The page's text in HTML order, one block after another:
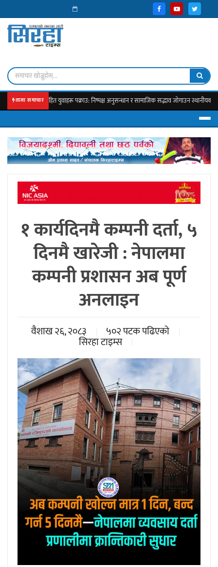
ताजा समाचार
पेस्तोल सहित युवाहरू पक्राउ: निष्पक्ष अनुसन्धान र सामाजिक सद्भाव जोगाउन स्थानीयको जोड
१ कार्यदिनमै कम्पनी दर्ता, ५
दिनमै खारेजी : नेपालमा
कम्पनी प्रशासन अब पूर्ण
अनलाइन
वैशाख २६, २०८३ ५०२ पटक पढिएको
सिरहा टाइम्स